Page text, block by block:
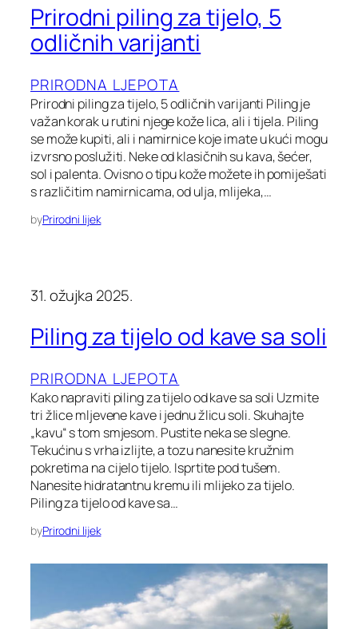
Prirodni piling za tijelo, 5
odličnih varijanti
PRIRODNA LJEPOTA
Prirodni piling za tijelo, 5 odličnih varijanti Piling je
važan korak u rutini njege kože lica, ali i tijela. Piling
se može kupiti, ali i namirnice koje imate u kući mogu
izvrsno poslužiti. Neke od klasičnih su kava, šećer,
sol i palenta. Ovisno o tipu kože možete ih pomiješati
s različitim namirnicama, od ulja, mlijeka,…
byPrirodni lijek
31. ožujka 2025.
Piling za tijelo od kave sa soli
PRIRODNA LJEPOTA
Kako napraviti piling za tijelo od kave sa soli Uzmite
tri žlice mljevene kave i jednu žlicu soli. Skuhajte
„kavu“ s tom smjesom. Pustite neka se slegne.
Tekućinu s vrha izlijte, a tozu nanesite kružnim
pokretima na cijelo tijelo. Isprtite pod tušem.
Nanesite hidratantnu kremu ili mlijeko za tijelo.
Piling za tijelo od kave sa…
byPrirodni lijek